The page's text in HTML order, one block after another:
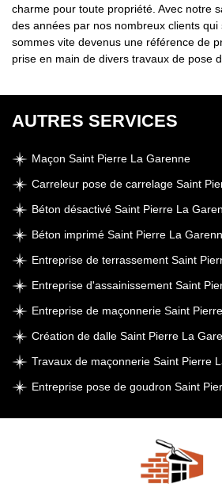
charme pour toute propriété. Avec notre
des années par nos nombreux clients
sommes vite devenus une référence de
prise en main de divers travaux de pose
AUTRES SERVICES
Maçon Saint Pierre La Garenne
Carreleur pose de carrelage Saint
Béton désactivé Saint Pierre La
Béton imprimé Saint Pierre La
Entreprise de terrassement Saint
Entreprise d'assainissement Saint
Entreprise de maçonnerie Saint
Création de dalle Saint Pierre La
Travaux de maçonnerie Saint Pierre
Entreprise pose de goudron Saint